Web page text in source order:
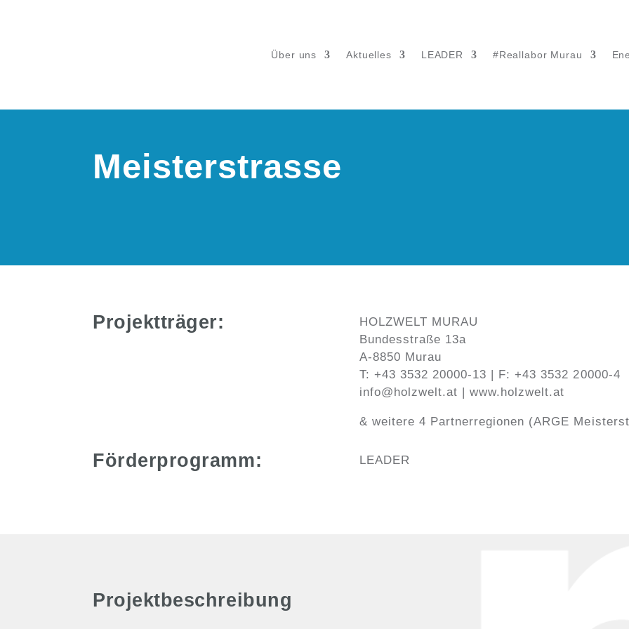
Über uns Aktuelles LEADER #Reallabor Murau
Meisterstrasse
Projektträger:
HOLZWELT MURAU
Bundesstraße 13a
A-8850 Murau
T: +43 3532 20000-13 | F: +43 3532 20000-4
info@holzwelt.at | www.holzwelt.at
& weitere 4 Partnerregionen (ARGE
Förderprogramm: LEADER
Projektbeschreibung